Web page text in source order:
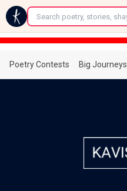
←
Poetry Contests Big Journeys